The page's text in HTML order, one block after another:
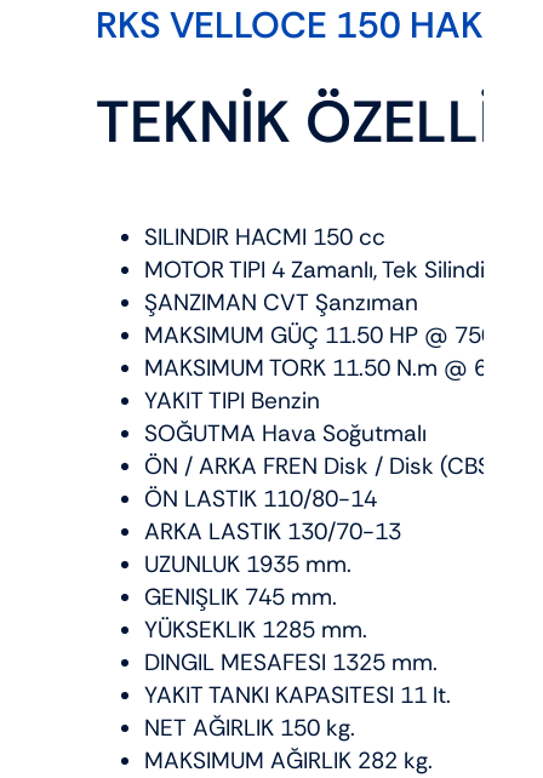
RKS VELLOCE 150
TEKNİK
SILINDIR HACMI 150 cc
MOTOR TIPI 4 Zamanlı, Tek Silindir
ŞANZIMAN CVT Şanzıman
MAKSIMUM GÜÇ 11.50 HP @ 7500
MAKSIMUM TORK 11.50 N.m @ 6500
YAKIT TIPI Benzin
SOĞUTMA Hava Soğutmalı
ÖN / ARKA FREN Disk / Disk (CBS)
ÖN LASTIK 110/80-14
ARKA LASTIK 130/70-13
UZUNLUK 1935 mm.
GENIŞLIK 745 mm.
YÜKSEKLIK 1285 mm.
DINGIL MESAFESI 1325 mm.
YAKIT TANKI KAPASITESI 11 lt.
NET AĞIRLIK 150 kg.
MAKSIMUM AĞIRLIK 282 kg.